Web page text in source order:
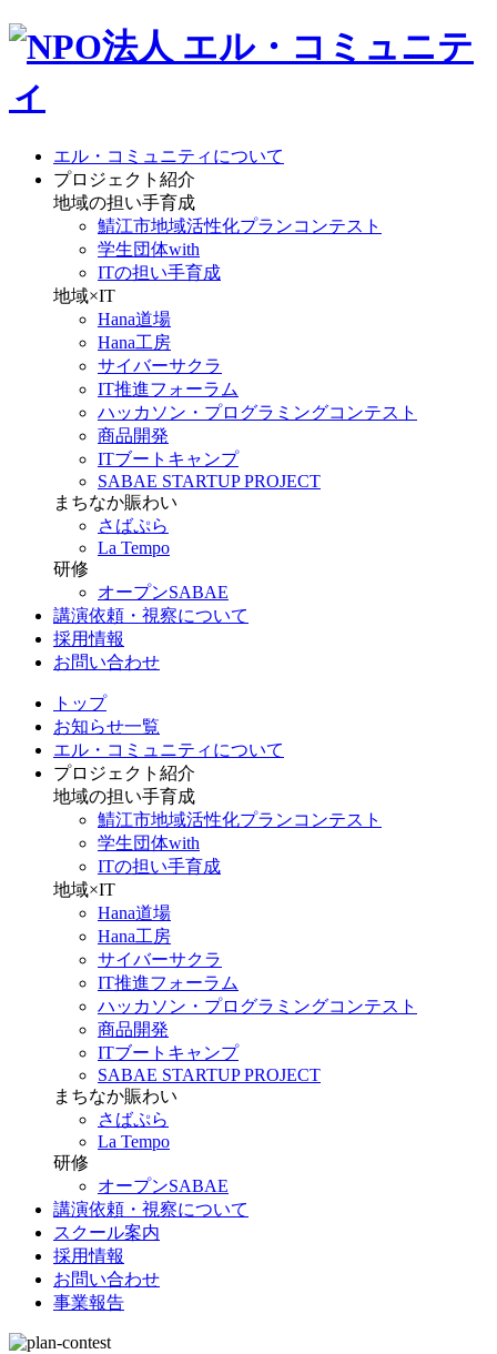
エル・コミュニティについて
プロジェクト紹介
地域の担い手育成
鯖江市地域活性化プランコンテスト
学生団体with
ITの担い手育成
地域×IT
Hana道場
Hana工房
サイバーサクラ
IT推進フォーラム
ハッカソン・プログラミングコンテスト
商品開発
ITブートキャンプ
SABAE STARTUP PROJECT
まちなか賑わい
さばぷら
La Tempo
研修
オープンSABAE
講演依頼・視察について
採用情報
お問い合わせ
トップ
お知らせ一覧
エル・コミュニティについて
プロジェクト紹介
地域の担い手育成
鯖江市地域活性化プランコンテスト
学生団体with
ITの担い手育成
地域×IT
Hana道場
Hana工房
サイバーサクラ
IT推進フォーラム
ハッカソン・プログラミングコンテスト
商品開発
ITブートキャンプ
SABAE STARTUP PROJECT
まちなか賑わい
さばぷら
La Tempo
研修
オープンSABAE
講演依頼・視察について
スクール案内
採用情報
お問い合わせ
事業報告